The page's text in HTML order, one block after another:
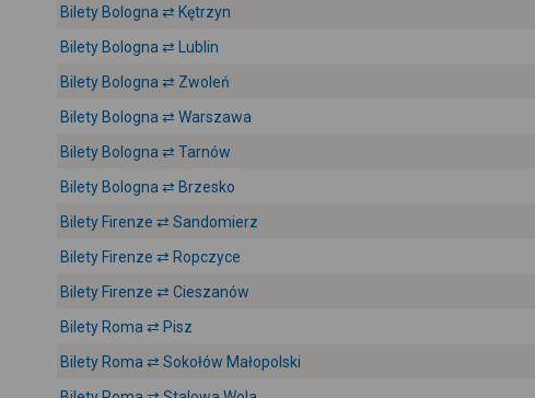
Bilety Bologna ⇄ Kętrzyn
Bilety Bologna ⇄ Lublin
Bilety Bologna ⇄ Zwoleń
Bilety Bologna ⇄ Warszawa
Bilety Bologna ⇄ Tarnów
Bilety Bologna ⇄ Brzesko
Bilety Firenze ⇄ Sandomierz
Bilety Firenze ⇄ Ropczyce
Bilety Firenze ⇄ Cieszanów
Bilety Roma ⇄ Pisz
Bilety Roma ⇄ Sokołów Małopolski